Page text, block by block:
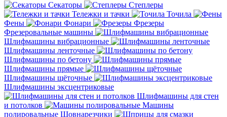
Секаторы
Степлеры
Тележки и тачки
Точила
Фены
Фонари
Фрезеры
Фрезеровальные машины
Шлифмашины вибрационные
Шлифмашины ленточные
Шлифмашины по бетону
Шлифмашины прямые
Шлифмашины щёточные
Шлифмашины эксцентриковые
Шлифмашины для стен
и потолков
Машины
полировальные Шовнарезчики